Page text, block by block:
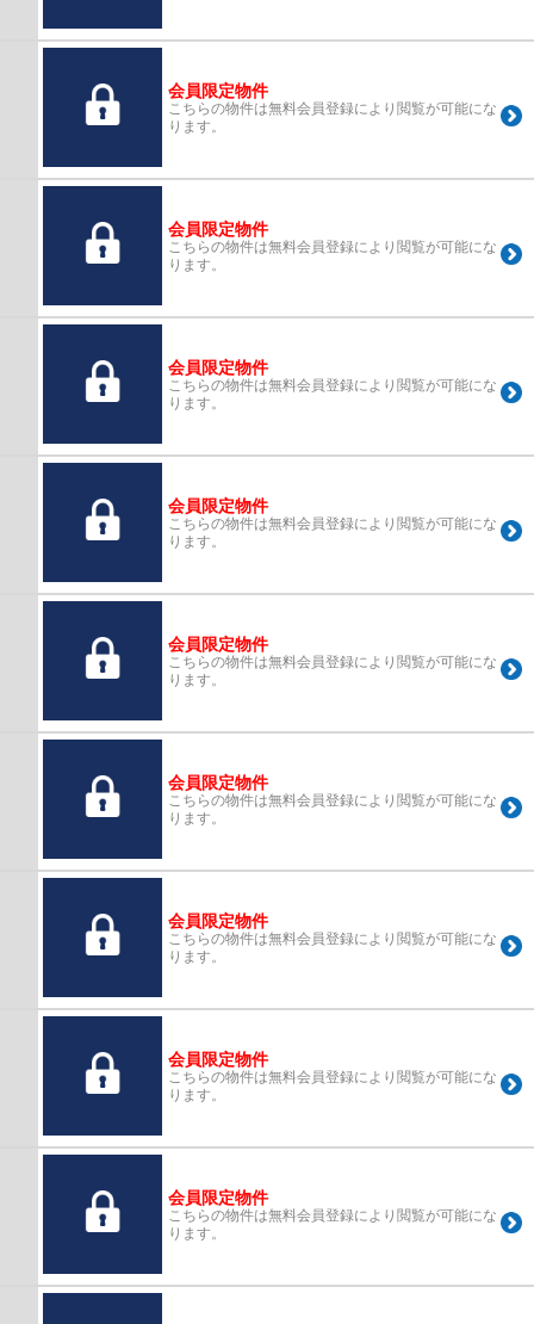
会員限定物件
こちらの物件は無料会員登録により閲覧が可能にな
ります。
会員限定物件
こちらの物件は無料会員登録により閲覧が可能にな
ります。
会員限定物件
こちらの物件は無料会員登録により閲覧が可能にな
ります。
会員限定物件
こちらの物件は無料会員登録により閲覧が可能にな
ります。
会員限定物件
こちらの物件は無料会員登録により閲覧が可能にな
ります。
会員限定物件
こちらの物件は無料会員登録により閲覧が可能にな
ります。
会員限定物件
こちらの物件は無料会員登録により閲覧が可能にな
ります。
会員限定物件
こちらの物件は無料会員登録により閲覧が可能にな
ります。
会員限定物件
こちらの物件は無料会員登録により閲覧が可能にな
ります。